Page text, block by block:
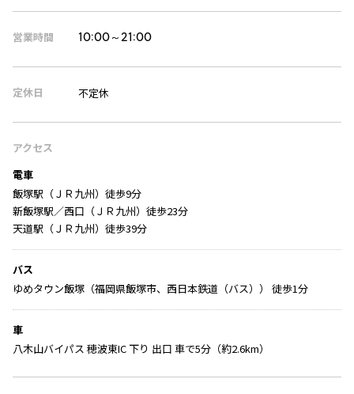
営業時間 10:00～21:00
定休日 不定休
アクセス
電車
飯塚駅（ＪＲ九州）徒歩9分
新飯塚駅／西口（ＪＲ九州）徒歩23分
天道駅（ＪＲ九州）徒歩39分
バス
ゆめタウン飯塚（福岡県飯塚市、西日本鉄道（バス）） 徒歩1分
車
八木山バイパス 穂波東IC 下り 出口 車で5分（約2.6km）